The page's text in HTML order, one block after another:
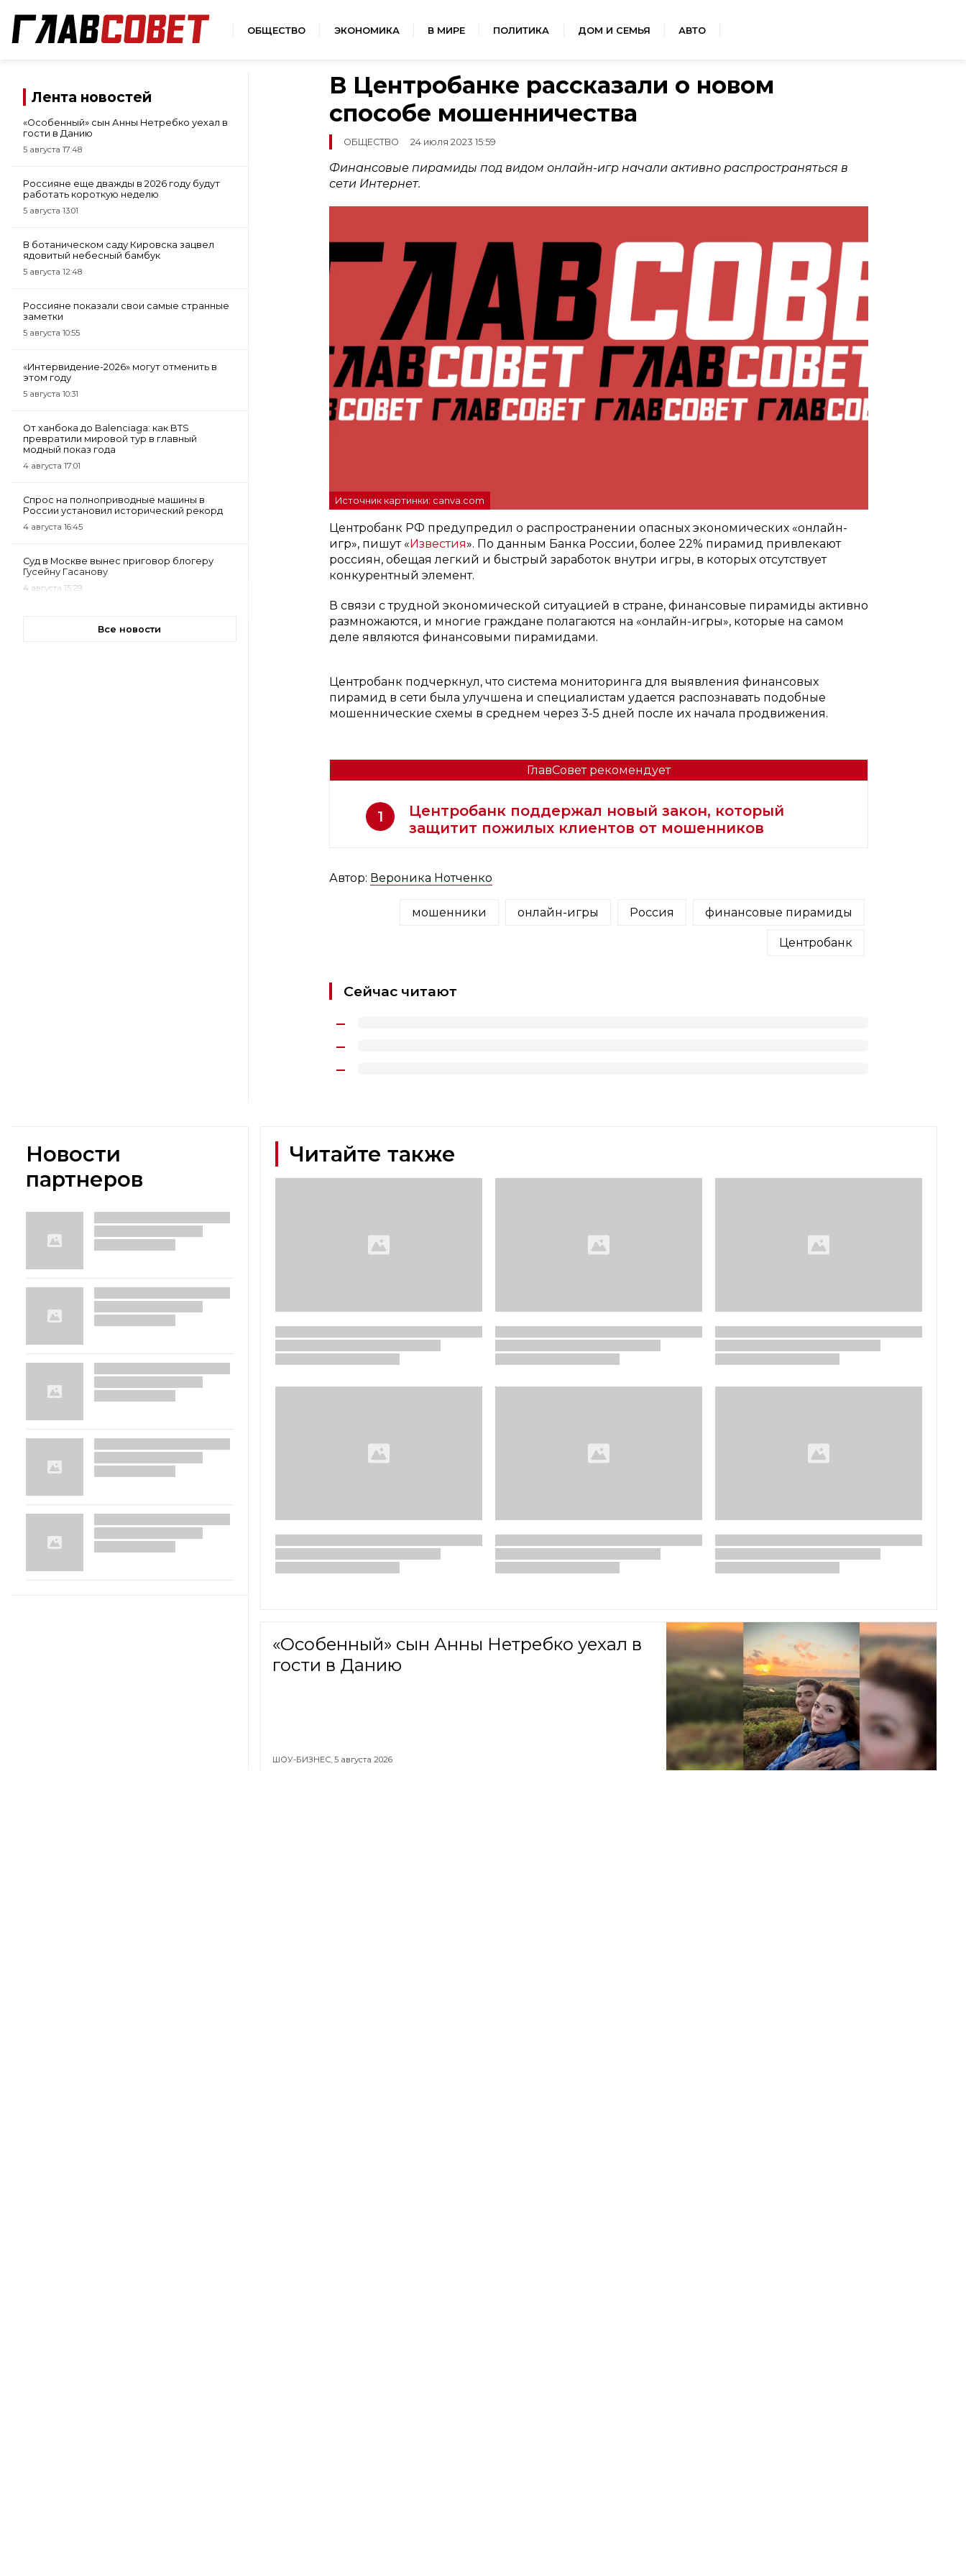
ОБЩЕСТВО ЭКОНОМИКА В МИРЕ ПОЛИТИКА ДОМ И СЕМЬЯ АВТО
Лента новостей
«Особенный» сын Анны Нетребко уехал в
гости в Данию
5 августа 17:48
Россияне еще дважды в 2026 году будут
работать короткую неделю
5 августа 13:01
В ботаническом саду Кировска зацвел
ядовитый небесный бамбук
5 августа 12:48
Россияне показали свои самые странные
заметки
5 августа 10:55
«Интервидение-2026» могут отменить в
этом году
5 августа 10:31
От ханбока до Balenciaga: как BTS
превратили мировой тур в главный
модный показ года
4 августа 17:01
Спрос на полноприводные машины в
России установил исторический рекорд
4 августа 16:45
Суд в Москве вынес приговор блогеру
Гусейну Гасанову
4 августа 15:29
Все новости
В Центробанке рассказали о новом
способе мошенничества
ОБЩЕСТВО 24 июля 2023 15:59
Финансовые пирамиды под видом онлайн-игр начали активно распространяться в
сети Интернет.
Источник картинки: canva.com
Центробанк РФ предупредил о распространении опасных экономических «онлайн-
игр», пишут «Известия». По данным Банка России, более 22% пирамид привлекают
россиян, обещая легкий и быстрый заработок внутри игры, в которых отсутствует
конкурентный элемент.
В связи с трудной экономической ситуацией в стране, финансовые пирамиды активно
размножаются, и многие граждане полагаются на «онлайн-игры», которые на самом
деле являются финансовыми пирамидами.
Центробанк подчеркнул, что система мониторинга для выявления финансовых
пирамид в сети была улучшена и специалистам удается распознавать подобные
мошеннические схемы в среднем через 3-5 дней после их начала продвижения.
ГлавСовет рекомендует
1
Центробанк поддержал новый закон, который
защитит пожилых клиентов от мошенников
Автор: Вероника Нотченко
мошенники онлайн-игры Россия финансовые пирамиды
Центробанк
Сейчас читают
Новости
партнеров
Читайте также
«Особенный» сын Анны Нетребко уехал в
гости в Данию
ШОУ-БИЗНЕС, 5 августа 2026